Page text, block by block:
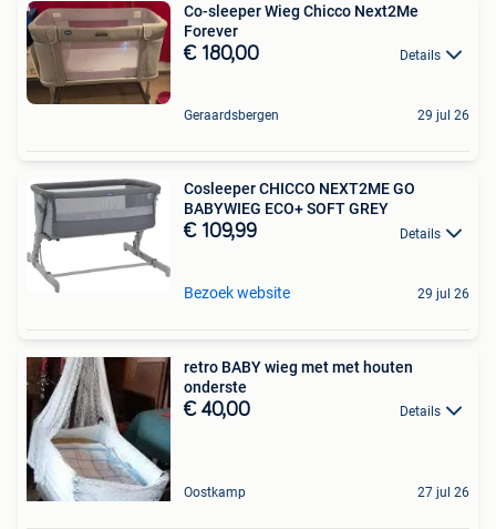
Co-sleeper Wieg Chicco Next2Me
Forever
€ 180,00 Details
Geraardsbergen 29 jul 26
Cosleeper CHICCO NEXT2ME GO
BABYWIEG ECO+ SOFT GREY
€ 109,99 Details
Bezoek website 29 jul 26
retro BABY wieg met met houten
onderste
€ 40,00 Details
Oostkamp 27 jul 26